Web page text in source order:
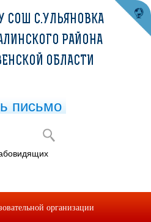
СОШ С.УЛЬЯНОВКА
РАЙОНА
ОБЛАСТИ
письмо
организации